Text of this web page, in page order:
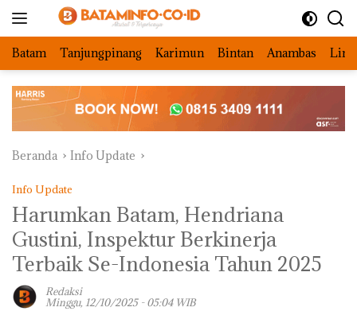
Batam Tanjungpinang Karimun Bintan Anambas
Beranda Info Update
Info Update
Harumkan Batam, Hendriana
Gustini, Inspektur Berkinerja
Terbaik Se-Indonesia Tahun 2025
Redaksi
Minggu, 12/10/2025 - 05:04 WIB